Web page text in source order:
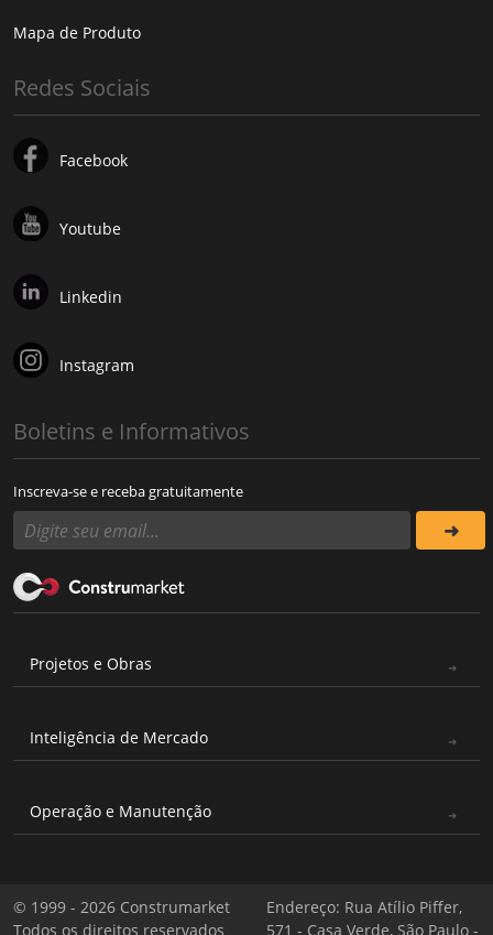
Mapa de Produto
Redes Sociais
Facebook
Youtube
Linkedin
Instagram
Boletins e Informativos
Inscreva-se e receba gratuitamente
Projetos e Obras
Inteligência de Mercado
Operação e Manutenção
© 1999 - 2026 Construmarket
Todos os direitos reservados
Endereço: Rua Atílio Piffer,
571 - Casa Verde, São Paulo -